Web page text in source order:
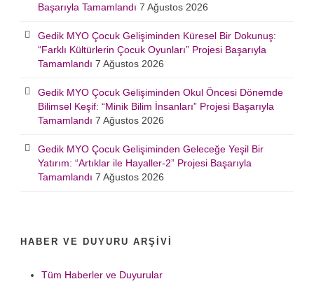
Başarıyla Tamamlandı 7 Ağustos 2026
Gedik MYO Çocuk Gelişiminden Küresel Bir Dokunuş:
“Farklı Kültürlerin Çocuk Oyunları” Projesi Başarıyla
Tamamlandı 7 Ağustos 2026
Gedik MYO Çocuk Gelişiminden Okul Öncesi Dönemde
Bilimsel Keşif: “Minik Bilim İnsanları” Projesi Başarıyla
Tamamlandı 7 Ağustos 2026
Gedik MYO Çocuk Gelişiminden Geleceğe Yeşil Bir
Yatırım: “Artıklar ile Hayaller-2” Projesi Başarıyla
Tamamlandı 7 Ağustos 2026
HABER VE DUYURU ARŞIVI
Tüm Haberler ve Duyurular